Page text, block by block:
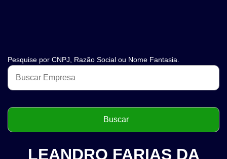
Pesquise por CNPJ, Razão Social ou Nome Fantasia.
LEANDRO FARIAS DA